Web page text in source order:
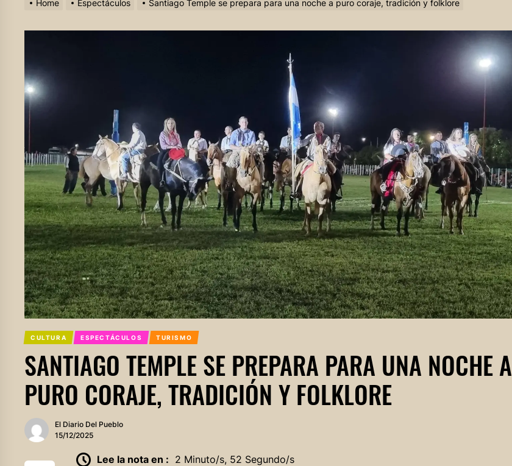
Home Espectáculos Santiago Temple se prepara para una noche a puro coraje, tradición y folklore
CULTURA ESPECTÁCULOS TURISMO
SANTIAGO TEMPLE SE PREPARA PARA UNA NOCHE A
PURO CORAJE, TRADICIÓN Y FOLKLORE
El Diario Del Pueblo
15/12/2025
Lee la nota en : 2 Minuto/s, 52 Segundo/s